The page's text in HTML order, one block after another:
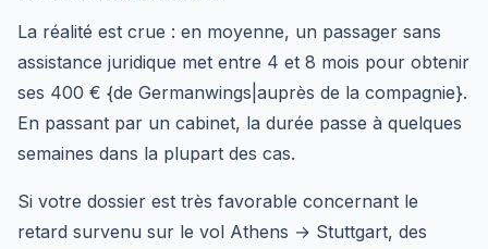
La réalité est crue : en moyenne, un passager sans
assistance juridique met entre 4 et 8 mois pour obtenir
ses 400 € {de Germanwings|auprès de la compagnie}.
En passant par un cabinet, la durée passe à quelques
semaines dans la plupart des cas.
Si votre dossier est très favorable concernant le
retard survenu sur le vol Athens → Stuttgart, des